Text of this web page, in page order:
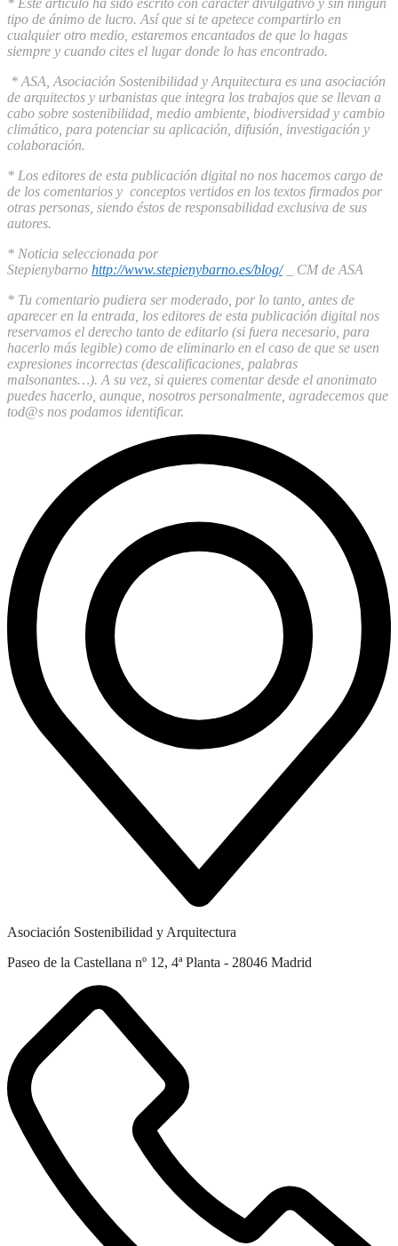
* Este artículo ha sido escrito con carácter divulgativo y sin ningún
tipo de ánimo de lucro. Así que si te apetece compartirlo en
cualquier otro medio, estaremos encantados de que lo hagas
siempre y cuando cites el lugar donde lo has encontrado.
* ASA, Asociación Sostenibilidad y Arquitectura es una asociación
de arquitectos y urbanistas que integra los trabajos que se llevan a
cabo sobre sostenibilidad, medio ambiente, biodiversidad y cambio
climático, para potenciar su aplicación, difusión, investigación y
colaboración.
* Los editores de esta publicación digital no nos hacemos cargo de
de los comentarios y conceptos vertidos en los textos firmados por
otras personas, siendo éstos de responsabilidad exclusiva de sus
autores.
* Noticia seleccionada por
Stepienybarno http://www.stepienybarno.es/blog/
_ CM de ASA
* Tu comentario pudiera ser moderado, por lo tanto, antes de
aparecer en la entrada, los editores de esta publicación digital nos
reservamos el derecho tanto de editarlo (si fuera necesario, para
hacerlo más legible) como de eliminarlo en el caso de que se usen
expresiones incorrectas (descalificaciones, palabras
malsonantes…). A su vez, si quieres comentar desde el anonimato
puedes hacerlo, aunque, nosotros personalmente, agradecemos que
tod@s nos podamos identificar.
Asociación Sostenibilidad y Arquitectura
Paseo de la Castellana nº 12, 4ª Planta - 28046 Madrid